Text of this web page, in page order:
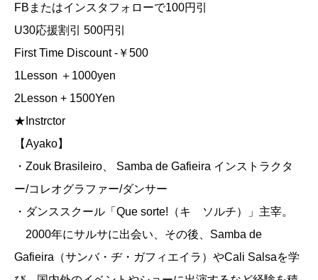
FBまたはインスタフォローで100円引
U30応援割引 500円引
First Time Discount -￥500
1Lesson ＋1000yen
2Lesson + 1500Yen
★Instrctor
【Ayako】
・Zouk Brasileiro、 Samba de Gafieira インストラクタ
ー/コレオグラファー/ダンサー
・ダンススクール「Que sorte!（キ ソルチ）」主宰。
2000年にサルサに出会い、その後、Samba de
Gafieira（サンバ・ヂ・ガフィエイラ）やCali Salsaを学